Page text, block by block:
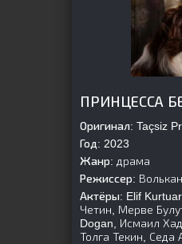
ПРИНЦЕССА
Оригинал: Taçsiz
Год: 2023
Жанр: драма
Режиссер:
Актёры: Elif
Четин, Мерве
Dogan, Исмаил
Толга Текин, Седа